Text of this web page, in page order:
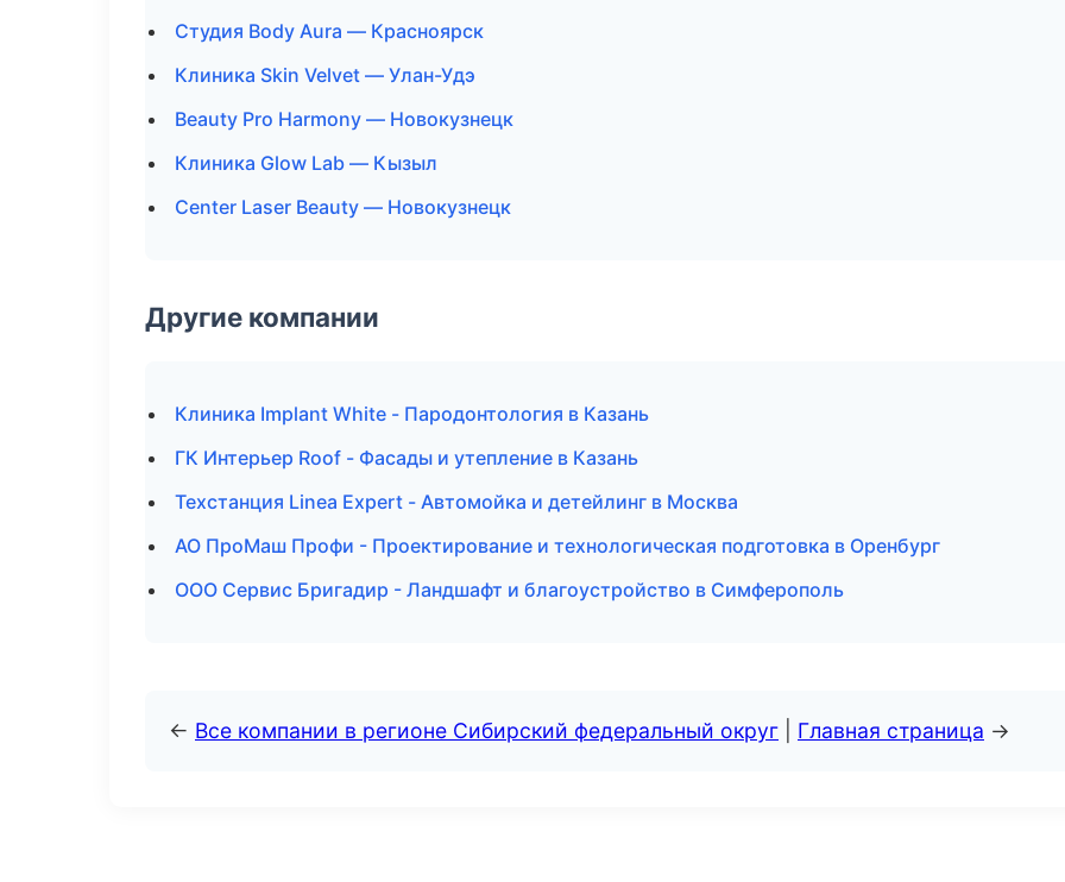
Студия Body Aura — Красноярск
Клиника Skin Velvet — Улан-Удэ
Beauty Pro Harmony — Новокузнецк
Клиника Glow Lab — Кызыл
Center Laser Beauty — Новокузнецк
Другие компании
Клиника Implant White - Пародонтология в Казань
ГК Интерьер Roof - Фасады и утепление в Казань
Техстанция Linea Expert - Автомойка и детейлинг в Москва
АО ПроМаш Профи - Проектирование и технологическая подготовка в Оренбург
ООО Сервис Бригадир - Ландшафт и благоустройство в Симферополь
← Все компании в регионе Сибирский федеральный округ Главная страница →